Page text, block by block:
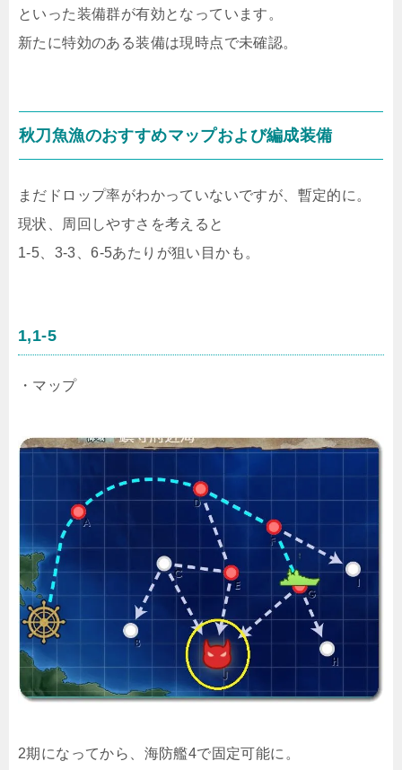
といった装備群が有効となっています。
新たに特効のある装備は現時点で未確認。
秋刀魚漁のおすすめマップおよび編成装備
まだドロップ率がわかっていないですが、暫定的に。
現状、周回しやすさを考えると
1-5、3-3、6-5あたりが狙い目かも。
1,1-5
・マップ
2期になってから、海防艦4で固定可能に。